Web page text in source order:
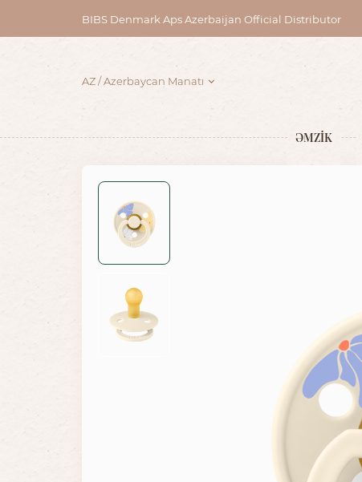
BIBS Denmark Aps Azerbaijan Official Distributor
AZ Azerbaycan Manatı
ƏMZİK